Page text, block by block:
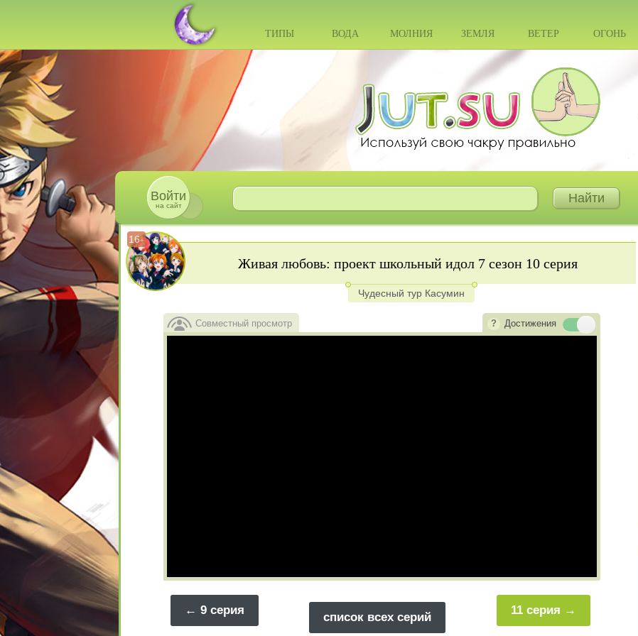
ТИПЫ ВОДА МОЛНИЯ ЗЕМЛЯ ВЕТЕР ОГОНЬ
Войти
на сайт
16+
Живая любовь: проект школьный идол 7 сезон 10 серия
Чудесный тур Касумин
Совместный просмотр Достижения
11 серия
9 серия
список всех серий